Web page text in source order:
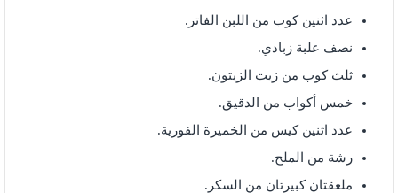
عدد اثنين كوب من اللبن الفاتر.
نصف علبة زبادي.
ثلث كوب من زيت الزيتون.
خمس أكواب من الدقيق.
عدد اثنين كيس من الخميرة الفورية.
رشة من الملح.
ملعقتان كبيرتان من السكر.